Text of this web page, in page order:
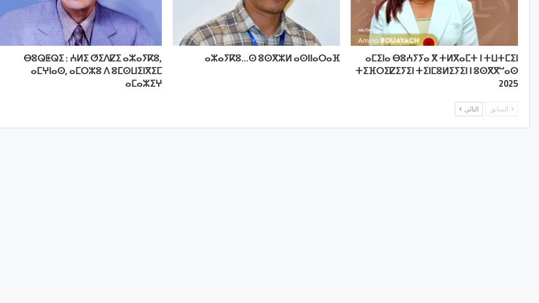
ⴰⵎⵉⵏⴰ ⴱⵓⵄⵢⵢⴰ ⴳ ⵜⵍⴳⴰⵎⵜ ⵏ ⵜⵡⵜⵎⵉⵏ
ⵜⵉⴼⵔⵉⵇⵉⵢⵉⵏ ⵜⵉⵏⵎⵓⵍⵉⵢⵉⵏ ⵏ ⵓⵙⴳⴳⵯⴰⵙ
2025
ⴰⵣⴰⵢⴽⵓ…ⵙ ⵓⵙⴳⵣⵍ ⴰⵙⵏⵏⴰⵔⴰⴼ
ⴱⵓⵕⵟⵕⵉ : ⵄⵍⵉ ⵚⵉⴷⵇⵉ ⴰⵣⴰⵢⴽⵓ,
ⴰⵎⵖⵏⴰⵙ, ⴰⵎⵔⵣⵓ ⴷ ⵓⵎⵙⵡⵉⵏⴳⵉⵎ
ⴰⵎⴰⵣⵉⵖ
السابق التالي